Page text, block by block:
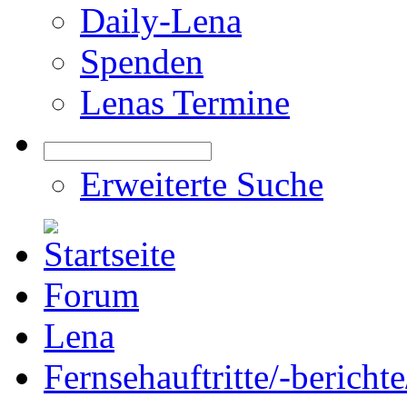
Daily-Lena
Spenden
Lenas Termine
Erweiterte Suche
Forum
Lena
Fernsehauftritte/-